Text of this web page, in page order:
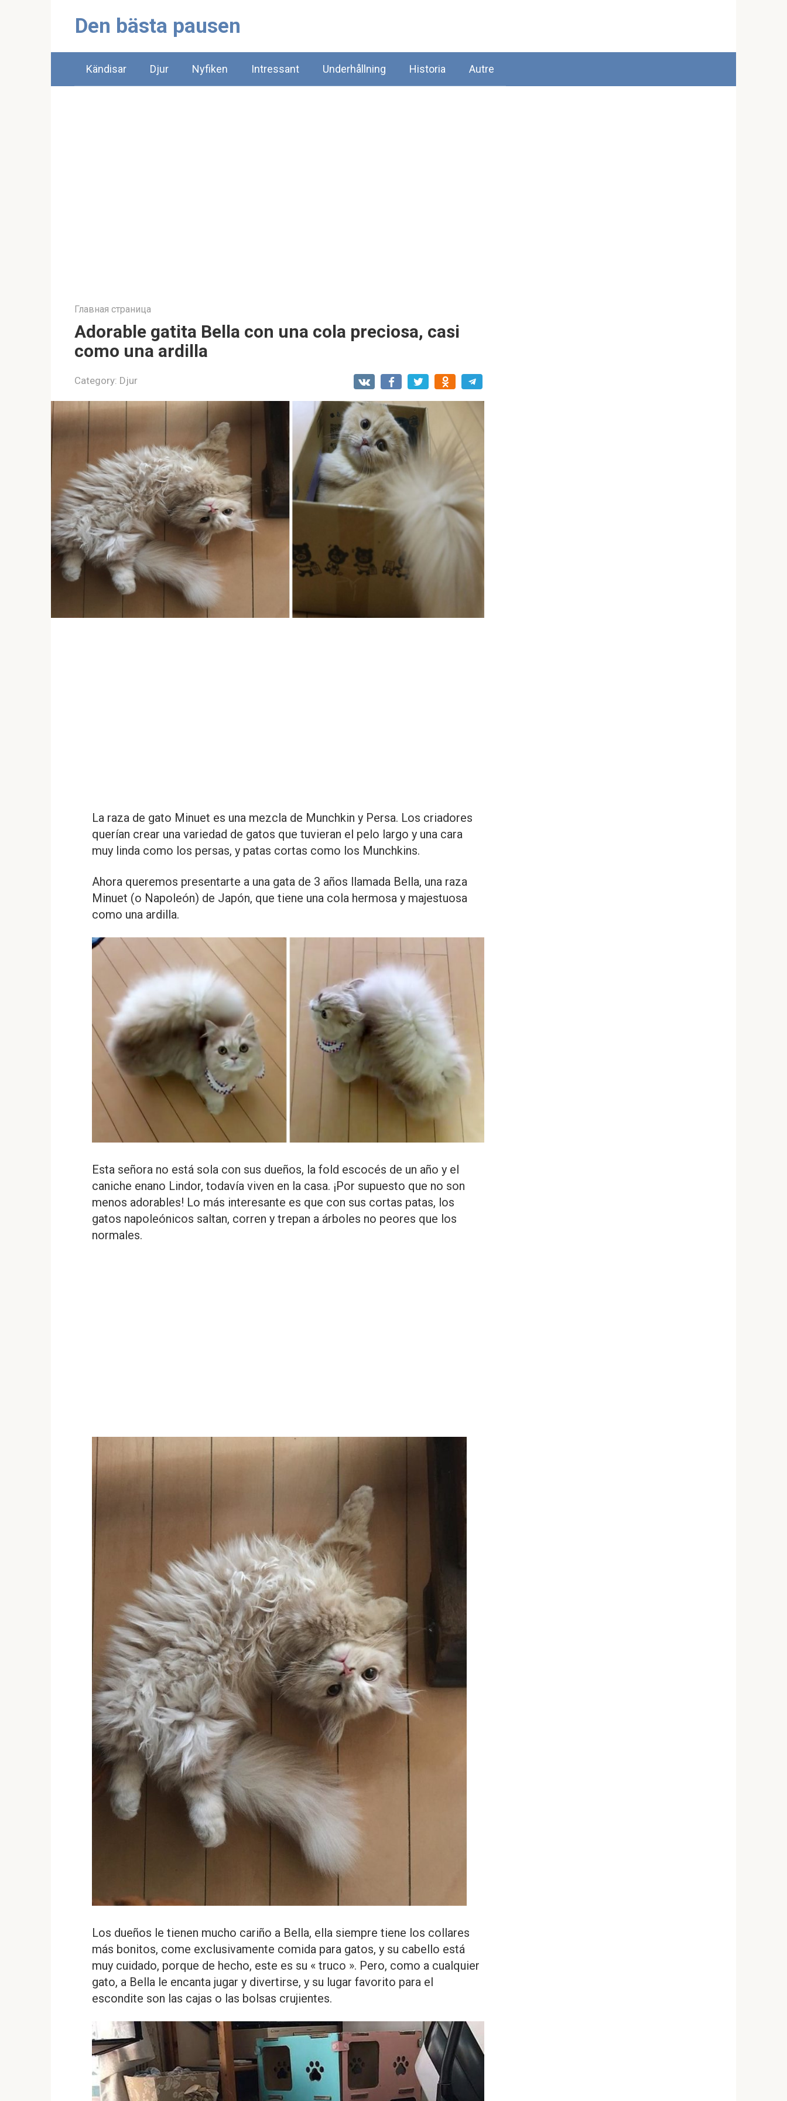
Den bästa pausen
Kändisar Djur Nyfiken Intressant Underhållning Historia Autre
Главная страница
Adorable gatita Bella con una cola preciosa, casi
como una ardilla
Category: Djur
La raza de gato Minuet es una mezcla de Munchkin y Persa. Los criadores
querían crear una variedad de gatos que tuvieran el pelo largo y una cara
muy linda como los persas, y patas cortas como los Munchkins.
Ahora queremos presentarte a una gata de 3 años llamada Bella, una raza
Minuet (o Napoleón) de Japón, que tiene una cola hermosa y majestuosa
como una ardilla.
Esta señora no está sola con sus dueños, la fold escocés de un año y el
caniche enano Lindor, todavía viven en la casa. ¡Por supuesto que no son
menos adorables! Lo más interesante es que con sus cortas patas, los
gatos napoleónicos saltan, corren y trepan a árboles no peores que los
normales.
Los dueños le tienen mucho cariño a Bella, ella siempre tiene los collares
más bonitos, come exclusivamente comida para gatos, y su cabello está
muy cuidado, porque de hecho, este es su « truco ». Pero, como a cualquier
gato, a Bella le encanta jugar y divertirse, y su lugar favorito para el
escondite son las cajas o las bolsas crujientes.